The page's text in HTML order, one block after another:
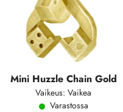
Mini Huzzle Chain Gold
Vaikeus: Vaikea
Varastossa